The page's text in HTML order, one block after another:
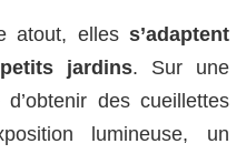
atout, elles s’adaptent
petits jardins. Sur une
des cueillettes
lumineuse, un